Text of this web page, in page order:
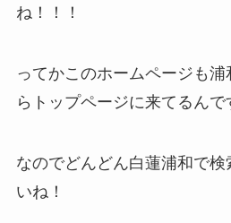
ね！！！
ってかこのホームページも
らトップページに来てるんで
なのでどんどん白蓮浦和で
いね！